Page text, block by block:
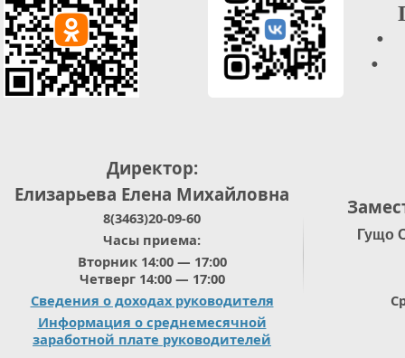
•
•
Директор:
Елизарьева Елена Михайловна
8(3463)20-09-60
Часы приема:
Вторник 14:00 — 17:00
Четверг 14:00 — 17:00
Сведения о доходах руководителя
Информация о среднемесячной
заработной плате руководителей
Гущо